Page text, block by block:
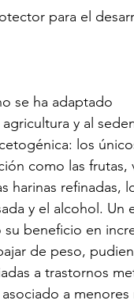
para el
se ha adaptado
y al
los
como las frutas,
harinas refinadas,
y el alcohol. Un
beneficio en
de peso,
a trastornos
a menores